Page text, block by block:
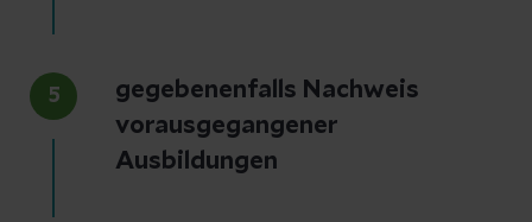
5
gegebenenfalls Nachweis
vorausgegangener
Ausbildungen